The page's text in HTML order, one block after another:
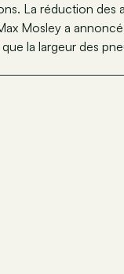
La réduction des
Mosley a
la largeur des